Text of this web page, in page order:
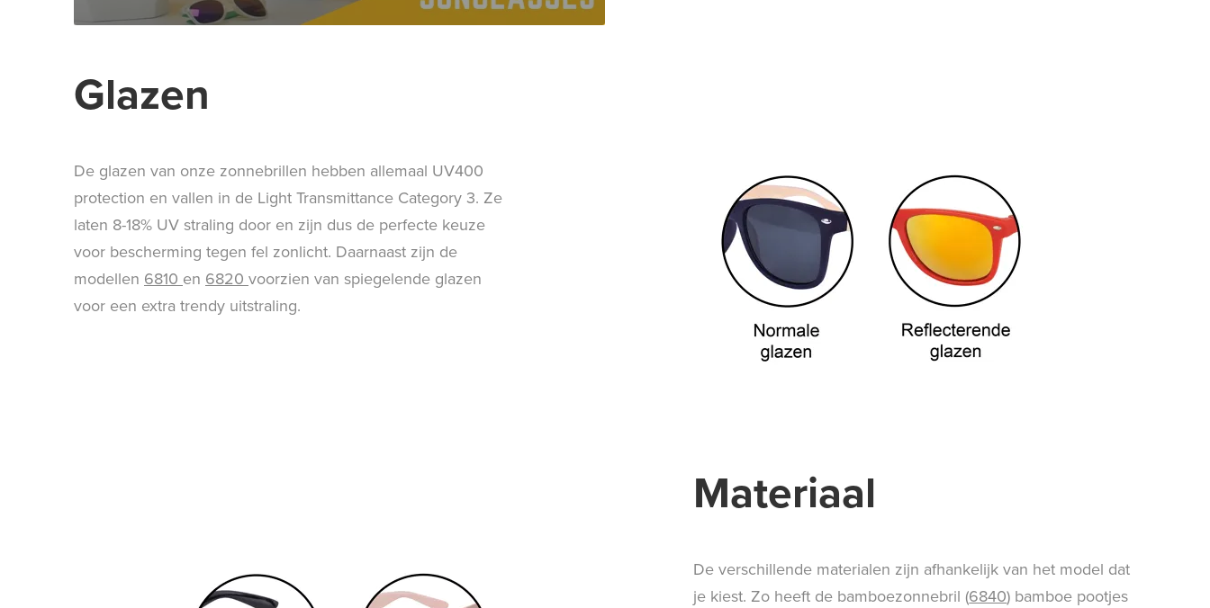
Glazen
De glazen van onze zonnebrillen hebben allemaal UV400
protection en vallen in de Light Transmittance Category 3. Ze
laten 8-18% UV straling door en zijn dus de perfecte keuze
voor bescherming tegen fel zonlicht. Daarnaast zijn de
modellen 6810 en 6820 voorzien van spiegelende glazen
voor een extra trendy uitstraling.
Materiaal
De verschillende materialen zijn afhankelijk van het model dat
je kiest. Zo heeft de bamboezonnebril (6840) bamboe pootjes